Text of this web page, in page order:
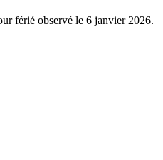
férié observé le 6 janvier 2026.